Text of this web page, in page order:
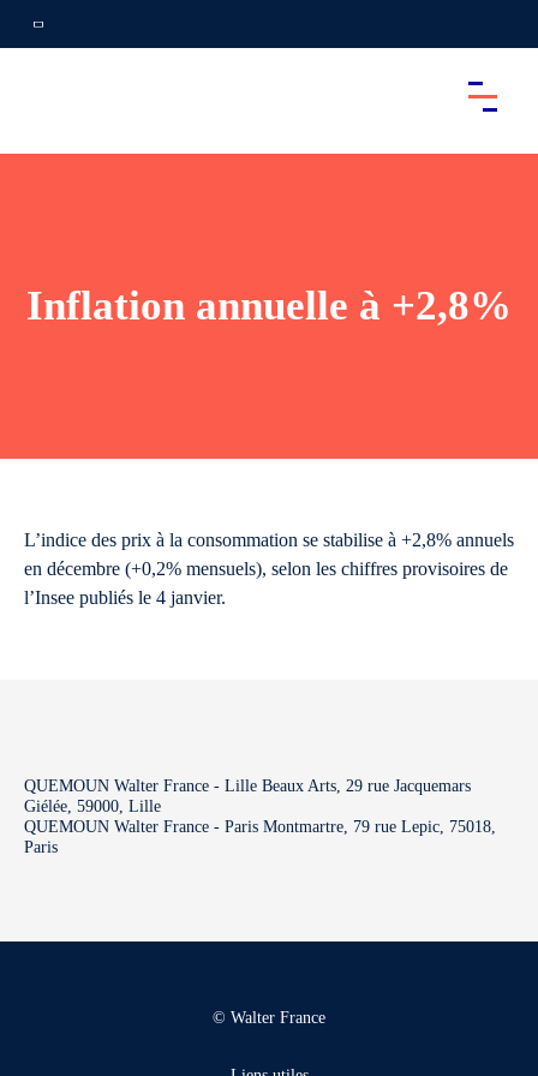
Inflation annuelle à +2,8%
L’indice des prix à la consommation se stabilise à +2,8% annuels
en décembre (+0,2% mensuels), selon les chiffres provisoires de
l’Insee publiés le 4 janvier.
QUEMOUN Walter France - Lille Beaux Arts, 29 rue Jacquemars
Giélée, 59000, Lille
QUEMOUN Walter France - Paris Montmartre, 79 rue Lepic, 75018,
Paris
© Walter France